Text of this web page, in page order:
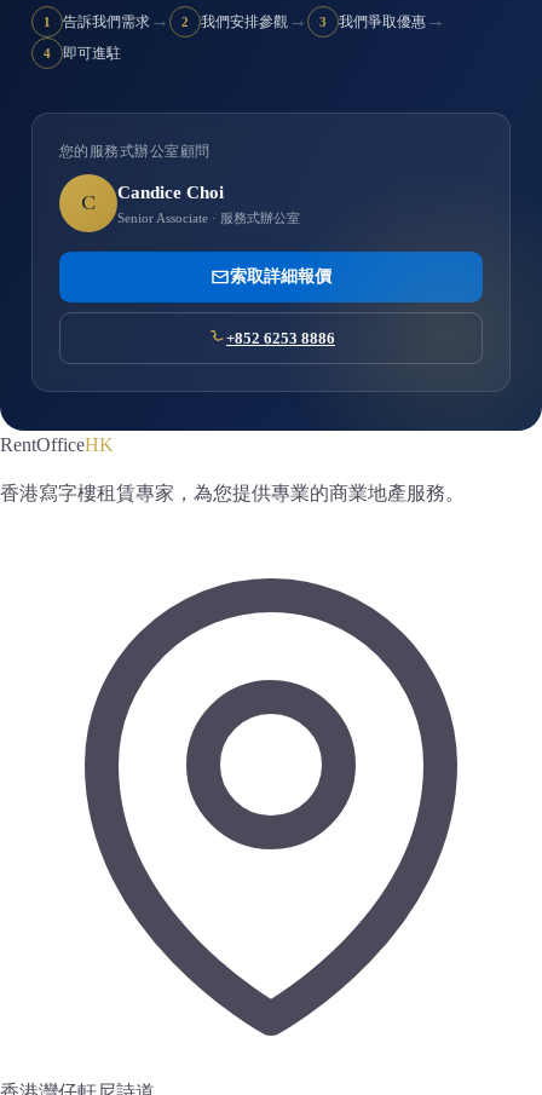
1 告訴我們需求 → 2 我們安排參觀 → 3 我們爭取優惠 →
4 即可進駐
您的服務式辦公室顧問
C Candice Choi
Senior Associate · 服務式辦公室
索取詳細報價
+852 6253 8886
RentOfficeHK
香港寫字樓租賃專家，為您提供專業的商業地產服務。